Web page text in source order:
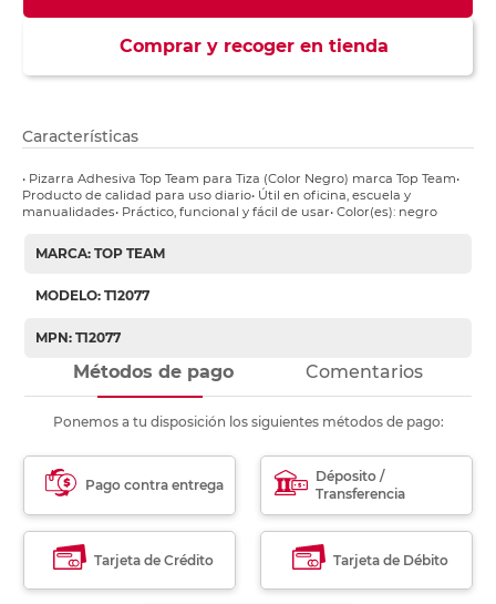
Comprar y recoger en tienda
Características
• Pizarra Adhesiva Top Team para Tiza (Color Negro) marca Top Team•
Producto de calidad para uso diario• Útil en oficina, escuela y
manualidades• Práctico, funcional y fácil de usar• Color(es): negro
MARCA: TOP TEAM
MODELO: T12077
MPN: T12077
Métodos de pago Comentarios
Ponemos a tu disposición los siguientes métodos de pago:
Pago contra entrega
Déposito /
Transferencia
Tarjeta de Crédito Tarjeta de Débito